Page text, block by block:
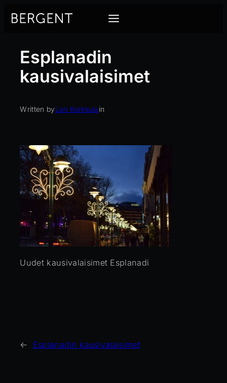
sisältöön
Esplanadin
kausivalaisimet
Written byLari Korkkulain
Uudet kausivalaisimet Esplanadi
← Esplanadin kausivalaisimet